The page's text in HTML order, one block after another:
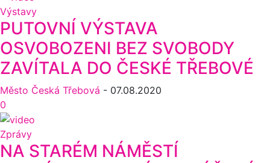
Výstavy
PUTOVNÍ VÝSTAVA
OSVOBOZENI BEZ SVOBODY
ZAVÍTALA DO ČESKÉ TŘEBOVÉ
Město Česká Třebová - 07.08.2020
0
Zprávy
NA STARÉM NÁMĚSTÍ